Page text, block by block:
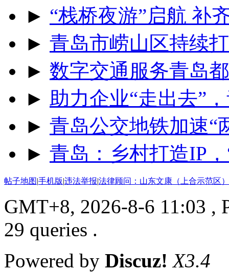
► “栈桥夜游”启航 补
► 青岛市崂山区持续
► 数字交通服务青岛
► 助力企业“走出去”
► 青岛公交地铁加速“
► 青岛：乡村打造IP
帖子地图|手机版|违法举报|法律顾问：山东文康（上合示范区
GMT+8, 2026-8-6 11:03 ,
29 queries .
Powered by Discuz! X3.4